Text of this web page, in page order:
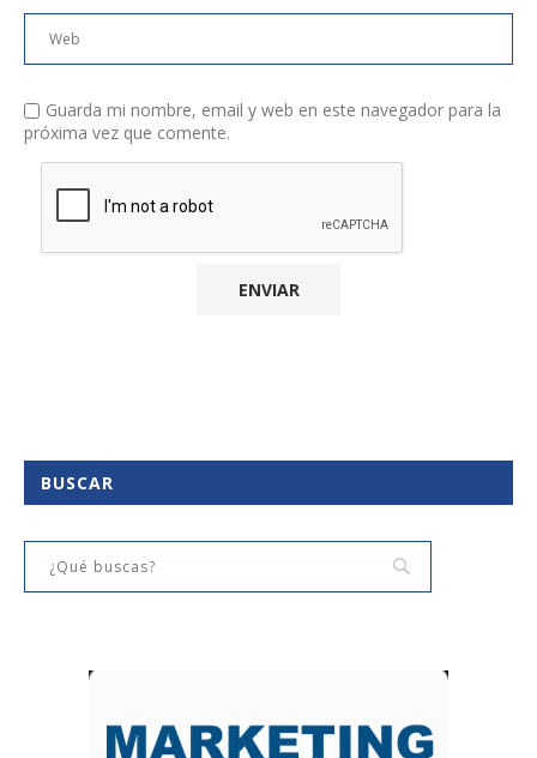
Guarda mi nombre, email y web en este navegador para la
próxima vez que comente.
BUSCAR